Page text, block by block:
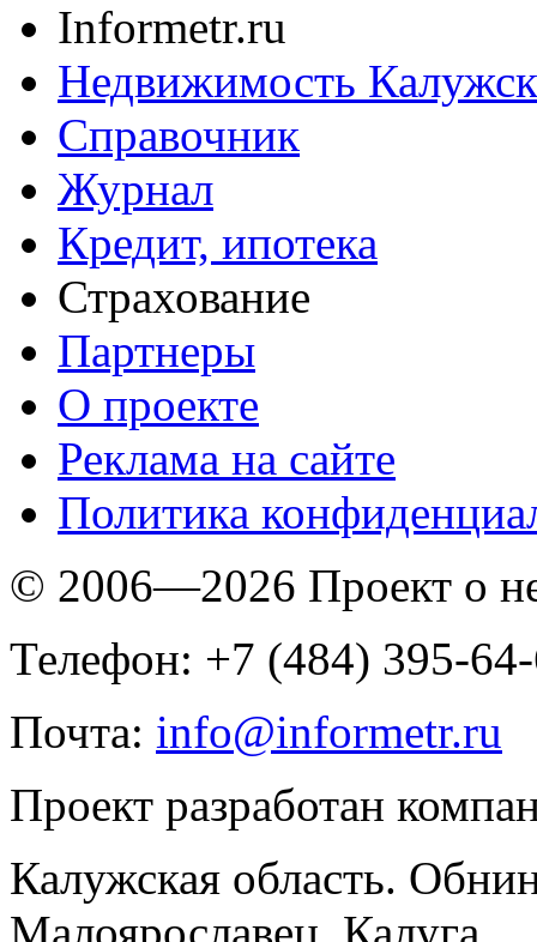
Informetr.ru
Недвижимость
Справочник
Журнал
Кредит, ипотека
Страхование
Партнеры
O проекте
Реклама на сайте
Политика
© 2006—2026 Проект о
Телефон: +7 (484) 395-
Почта: info@informetr.ru
Проект разработан
Калужская область.